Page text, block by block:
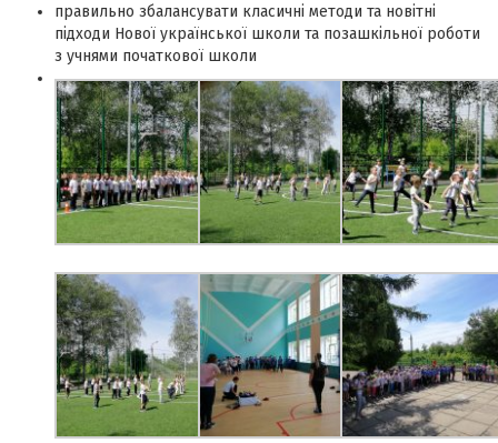
правильно збалансувати класичні методи та новітні
підходи Нової української школи та позашкільної роботи
з учнями початкової школи